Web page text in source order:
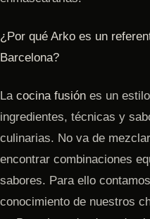
¿Por qué Arko es un
Barcelona?
La cocina fusión es un
ingredientes, técnicas y
culinarias. No va de
encontrar combinaciones
sabores. Para ello
conocimiento de nuestros